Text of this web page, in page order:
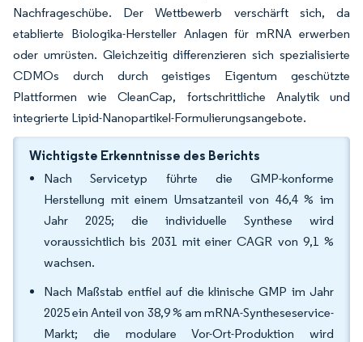
Nachfrageschübe. Der Wettbewerb verschärft sich, da
etablierte Biologika-Hersteller Anlagen für mRNA erwerben
oder umrüsten. Gleichzeitig differenzieren sich spezialisierte
CDMOs durch durch geistiges Eigentum geschützte
Plattformen wie CleanCap, fortschrittliche Analytik und
integrierte Lipid-Nanopartikel-Formulierungsangebote.
Wichtigste Erkenntnisse des Berichts
Nach Servicetyp führte die GMP-konforme
Herstellung mit einem Umsatzanteil von 46,4 % im
Jahr 2025; die individuelle Synthese wird
voraussichtlich bis 2031 mit einer CAGR von 9,1 %
wachsen.
Nach Maßstab entfiel auf die klinische GMP im Jahr
2025 ein Anteil von 38,9 % am mRNA-Syntheseservice-
Markt; die modulare Vor-Ort-Produktion wird